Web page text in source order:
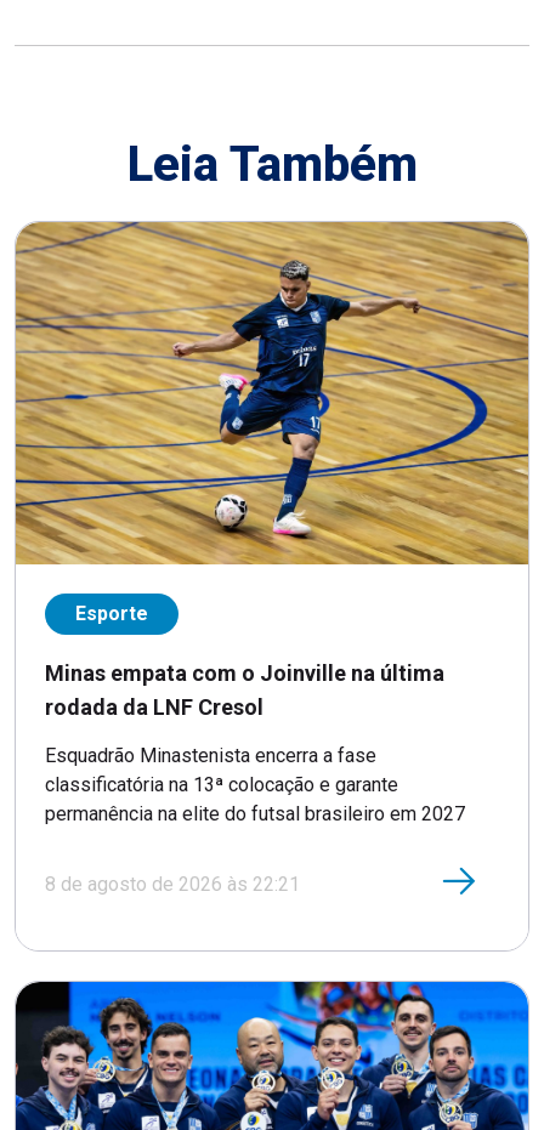
Leia Também
Esporte
Minas empata com o Joinville na última
rodada da LNF Cresol
Esquadrão Minastenista encerra a fase
classificatória na 13ª colocação e garante
permanência na elite do futsal brasileiro em 2027
8 de agosto de 2026 às 22:21